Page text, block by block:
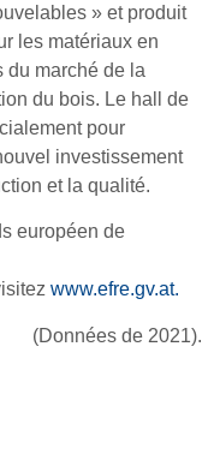
» et produit
les matériaux en
du marché de la
du bois. Le hall de
pour
investissement
et la qualité.
européen de
www.efre.gv.at.
(Données de 2021).